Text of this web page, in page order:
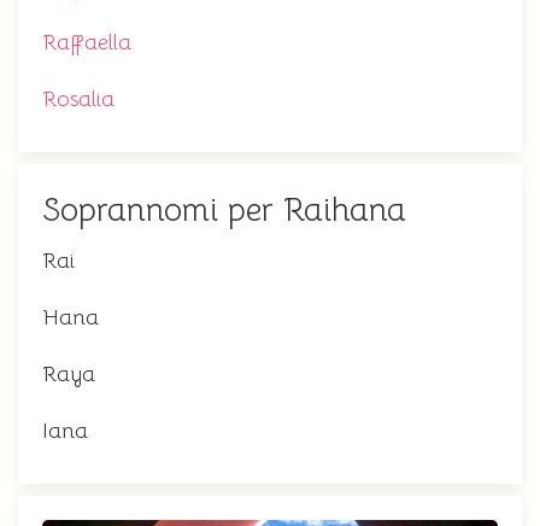
Raffaella
Rosalia
Soprannomi per Raihana
Rai
Hana
Raya
Iana